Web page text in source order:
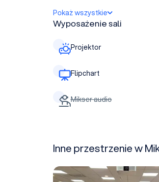
Pokaż wszystkie
Wyposażenie sali
Projektor
Flipchart
Mikser audio
Inne przestrzenie w
Sala konferencyjna A